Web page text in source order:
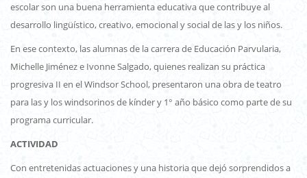
escolar son una buena herramienta educativa que contribuye al
desarrollo lingüístico, creativo, emocional y social de las y los niños.
En ese contexto, las alumnas de la carrera de Educación Parvularia,
Michelle Jiménez e Ivonne Salgado, quienes realizan su práctica
progresiva II en el Windsor School, presentaron una obra de teatro
para las y los windsorinos de kínder y 1° año básico como parte de su
programa curricular.
ACTIVIDAD
Con entretenidas actuaciones y una historia que dejó sorprendidos a